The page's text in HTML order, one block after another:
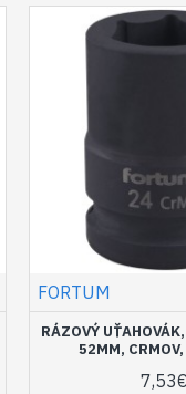
FORTUM
RÁZOVÝ
52MM,
7,53€